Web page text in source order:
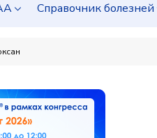
Справочник болезней